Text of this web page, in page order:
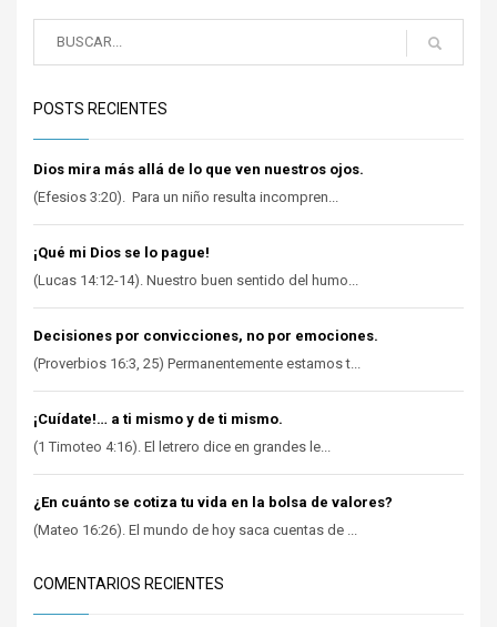
POSTS RECIENTES
Dios mira más allá de lo que ven nuestros ojos.
(Efesios 3:20). Para un niño resulta incompren...
¡Qué mi Dios se lo pague!
(Lucas 14:12-14). Nuestro buen sentido del humo...
Decisiones por convicciones, no por emociones.
(Proverbios 16:3, 25) Permanentemente estamos t...
¡Cuídate!… a ti mismo y de ti mismo.
(1 Timoteo 4:16). El letrero dice en grandes le...
¿En cuánto se cotiza tu vida en la bolsa de valores?
(Mateo 16:26). El mundo de hoy saca cuentas de ...
COMENTARIOS RECIENTES